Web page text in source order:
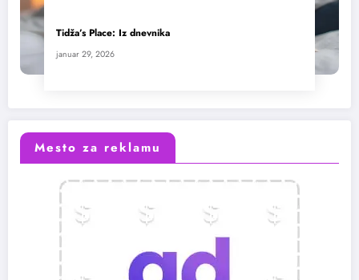
Tidža’s Place: Iz dnevnika
januar 29, 2026
Mesto za reklamu